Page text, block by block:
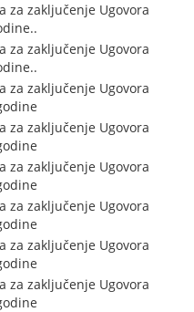
za zaključenje Ugovora
za zaključenje Ugovora
za zaključenje Ugovora
za zaključenje Ugovora
za zaključenje Ugovora
za zaključenje Ugovora
za zaključenje Ugovora
za zaključenje Ugovora